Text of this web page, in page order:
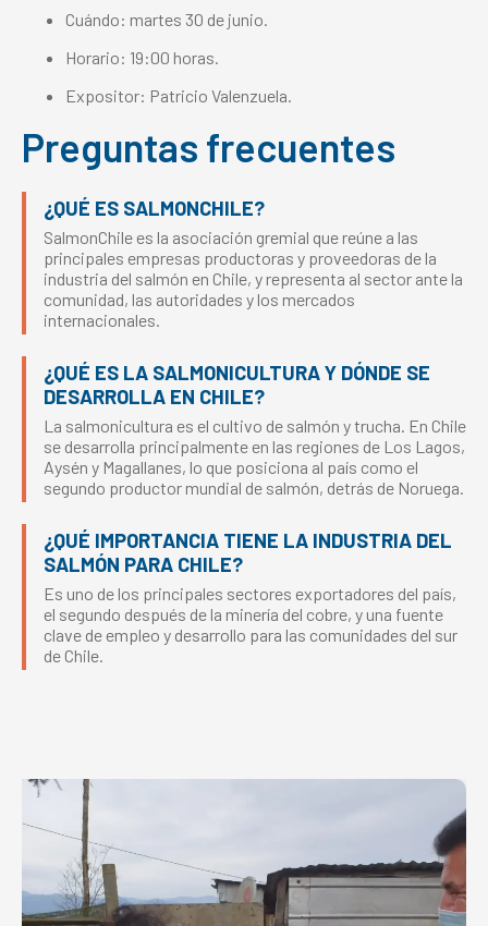
Cuándo: martes 30 de junio.
Horario: 19:00 horas.
Expositor: Patricio Valenzuela.
Preguntas frecuentes
¿QUÉ ES SALMONCHILE?
SalmonChile es la asociación gremial que reúne a las
principales empresas productoras y proveedoras de la
industria del salmón en Chile, y representa al sector ante la
comunidad, las autoridades y los mercados
internacionales.
¿QUÉ ES LA SALMONICULTURA Y DÓNDE SE
DESARROLLA EN CHILE?
La salmonicultura es el cultivo de salmón y trucha. En Chile
se desarrolla principalmente en las regiones de Los Lagos,
Aysén y Magallanes, lo que posiciona al país como el
segundo productor mundial de salmón, detrás de Noruega.
¿QUÉ IMPORTANCIA TIENE LA INDUSTRIA DEL
SALMÓN PARA CHILE?
Es uno de los principales sectores exportadores del país,
el segundo después de la minería del cobre, y una fuente
clave de empleo y desarrollo para las comunidades del sur
de Chile.